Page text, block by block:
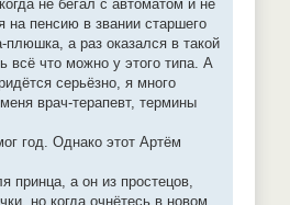
не бегал с автоматом и не
пенсию в звании старшего
а раз оказался в такой
всё что можно у этого типа. А
серьёзно, я много
врач-терапевт, термины
год. Однако этот Артём
принца, а он из простецов,
но когда очнётесь в новом